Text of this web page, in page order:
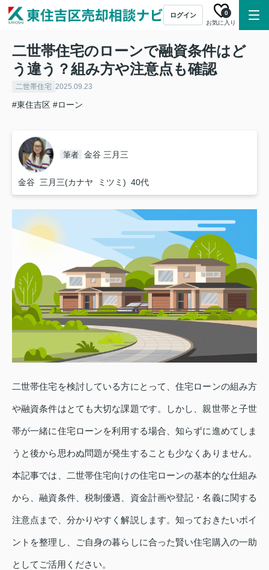
ログイン
お気に入り
0
二世帯住宅のローンで融資条件はど
う違う？組み方や注意点も確認
二世帯住宅 2025.09.23
#東住吉区 #ローン
筆者 金谷 三月三
金谷 三月三(カナヤ ミツミ) 40代
二世帯住宅を検討している方にとって、住宅ローンの組み方
や融資条件はとても大切な課題です。しかし、親世帯と子世
帯が一緒に住宅ローンを利用する場合、知らずに進めてしま
うと後から思わぬ問題が発生することも少なくありません。
本記事では、二世帯住宅向けの住宅ローンの基本的な仕組み
から、融資条件、税制優遇、資金計画や登記・名義に関する
注意点まで、分かりやすく解説します。知っておきたいポイ
ントを整理し、ご自身の暮らしに合った賢い住宅購入の一助
としてご活用ください。